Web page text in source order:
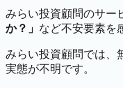
みらい投資顧問のサー
か？」 など不安要素を
みらい投資顧問では、
実態が不明です。